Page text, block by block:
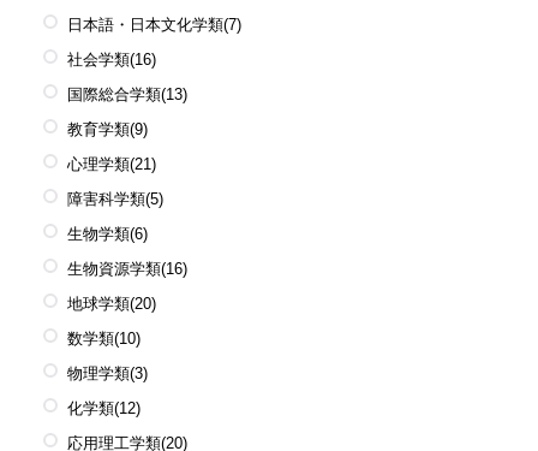
日本語・日本文化学類(7)
社会学類(16)
国際総合学類(13)
教育学類(9)
心理学類(21)
障害科学類(5)
生物学類(6)
生物資源学類(16)
地球学類(20)
数学類(10)
物理学類(3)
化学類(12)
応用理工学類(20)